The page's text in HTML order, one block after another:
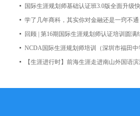
学了几年商科，其实你对金融还是一窍不通
回顾 | 第16期国际生涯规划师认证培训圆满
【生涯进行时】前海生涯走进南山外国语